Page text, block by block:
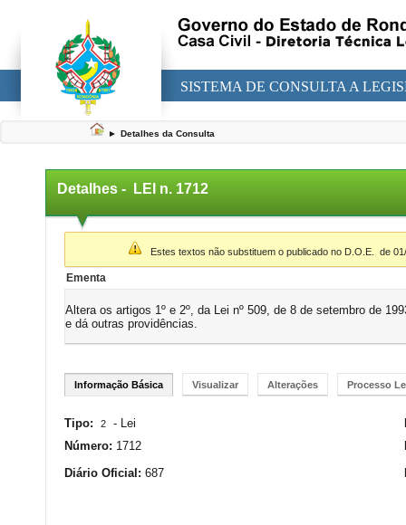
SISTEMA DE CONSULTA A
► Detalhes da Consulta
Detalhes - LEI n. 1712
▼
Estes textos não substituem o publicado no D.O.E. de
Ementa
Altera os artigos 1º e 2º, da Lei nº 509, de 8 de setembro de
e dá outras providências.
Informação Básica Visualizar Alterações Processo
Tipo: 2 - Lei
Número: 1712
Diário Oficial: 687